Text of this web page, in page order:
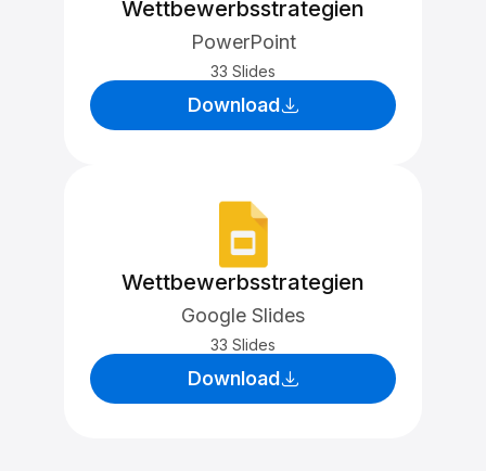
Wettbewerbsstrategien
PowerPoint
33 Slides
Download
Wettbewerbsstrategien
Google Slides
33 Slides
Download